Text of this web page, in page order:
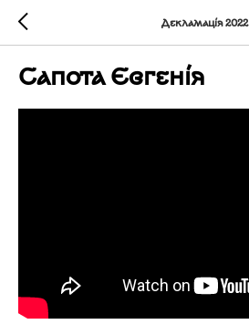
Декламація 2022
Сапота Євгенія